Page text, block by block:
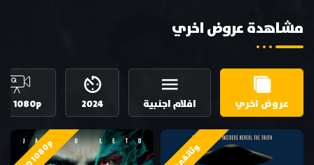
مشاهدة عروض اخري
عروض اخري افلام اجنبية 2024
1080p
وثائقي HD 1080p